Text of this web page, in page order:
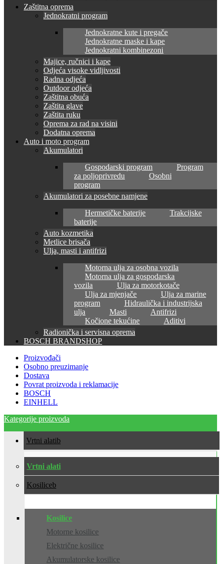
Zaštitna oprema
Jednokratni program
Jednokratne kute i pregače
Jednokratne maske i kape
Jednokratni kombinezoni
Majice, ručnici i kape
Odjeća visoke vidljivosti
Radna odjeća
Outdoor odjeća
Zaštitna obuća
Zaštita glave
Zaštita ruku
Oprema za rad na visini
Dodatna oprema
Auto i moto program
Akumulatori
Gospodarski program
Program
za poljoprivredu
Osobni
program
Akumulatori za posebne namjene
Hermetičke baterije
Trakcijske
baterije
Auto kozmetika
Metlice brisača
Ulja, masti i antifrizi
Motorna ulja za osobna vozila
Motorna ulja za gospodarska
vozila
Ulja za motorkotače
Ulja za mjenjače
Ulja za marine
program
Hidraulička i industrijska
ulja
Masti
Antifrizi
Kočione tekućine
Aditivi
Radionička i servisna oprema
BOSCH BRANDSHOP
Proizvođači
Osobno preuzimanje
Dostava
Povrat proizvoda i reklamacije
BOSCH
EINHELL
Kategorije proizvoda
Vrtni alati
Vrtni alati
Kosilice
Kosilice
Motorne kosilice
Električne kosilice
Akumulatorske kosilice